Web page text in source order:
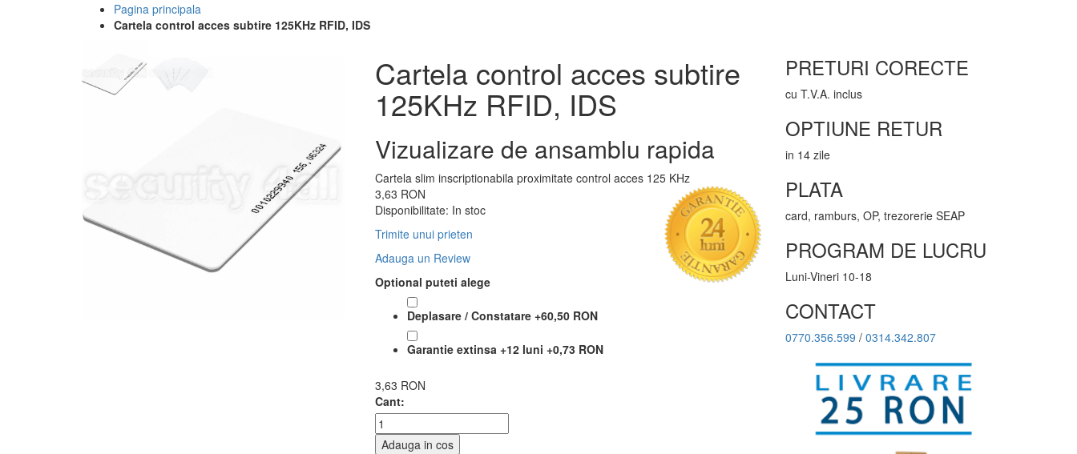
Pagina principala
Cartela control acces subtire 125KHz RFID, IDS
Cartela control acces subtire
125KHz RFID, IDS
Vizualizare de ansamblu rapida
Cartela slim inscriptionabila proximitate control acces 125 KHz
3,63 RON
Disponibilitate: In stoc
Trimite unui prieten
Adauga un Review
Optional puteti alege
Deplasare / Constatare +60,50 RON
Garantie extinsa +12 luni +0,73 RON
3,63 RON
Cant:
Adauga in cos
PRETURI CORECTE
cu T.V.A. inclus
OPTIUNE RETUR
in 14 zile
PLATA
card, ramburs, OP, trezorerie SEAP
PROGRAM DE LUCRU
Luni-Vineri 10-18
CONTACT
0770.356.599 / 0314.342.807